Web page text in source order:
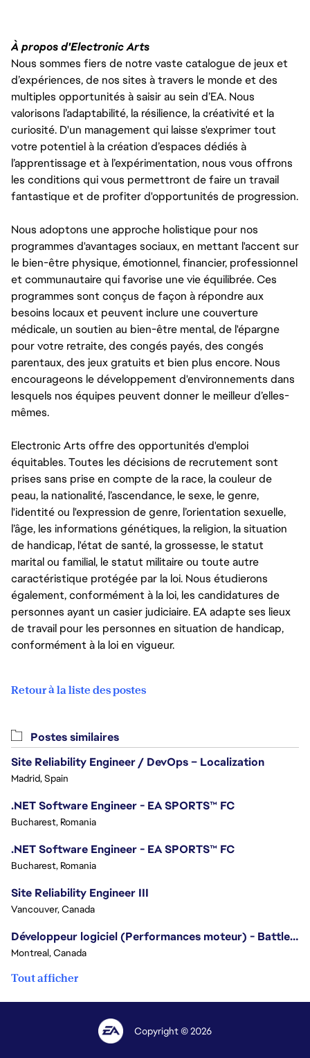
À propos d'Electronic Arts
Nous sommes fiers de notre vaste catalogue de jeux et
d’expériences, de nos sites à travers le monde et des
multiples opportunités à saisir au sein d’EA. Nous
valorisons l’adaptabilité, la résilience, la créativité et la
curiosité. D'un management qui laisse s'exprimer tout
votre potentiel à la création d’espaces dédiés à
l’apprentissage et à l’expérimentation, nous vous offrons
les conditions qui vous permettront de faire un travail
fantastique et de profiter d'opportunités de progression.
Nous adoptons une approche holistique pour nos
programmes d'avantages sociaux, en mettant l'accent sur
le bien-être physique, émotionnel, financier, professionnel
et communautaire qui favorise une vie équilibrée. Ces
programmes sont conçus de façon à répondre aux
besoins locaux et peuvent inclure une couverture
médicale, un soutien au bien-être mental, de l'épargne
pour votre retraite, des congés payés, des congés
parentaux, des jeux gratuits et bien plus encore. Nous
encourageons le développement d'environnements dans
lesquels nos équipes peuvent donner le meilleur d’elles-
mêmes.
Electronic Arts offre des opportunités d'emploi
équitables. Toutes les décisions de recrutement sont
prises sans prise en compte de la race, la couleur de
peau, la nationalité, l’ascendance, le sexe, le genre,
l'identité ou l'expression de genre, l’orientation sexuelle,
l’âge, les informations génétiques, la religion, la situation
de handicap, l'état de santé, la grossesse, le statut
marital ou familial, le statut militaire ou toute autre
caractéristique protégée par la loi. Nous étudierons
également, conformément à la loi, les candidatures de
personnes ayant un casier judiciaire. EA adapte ses lieux
de travail pour les personnes en situation de handicap,
conformément à la loi en vigueur.
Retour à la liste des postes
Postes similaires
Site Reliability Engineer / DevOps – Localization
Madrid, Spain
.NET Software Engineer - EA SPORTS™ FC
Bucharest, Romania
.NET Software Engineer - EA SPORTS™ FC
Bucharest, Romania
Site Reliability Engineer III
Vancouver, Canada
Développeur logiciel (Performances moteur) - Battlefield
Montreal, Canada
Tout afficher
Copyright © 2026